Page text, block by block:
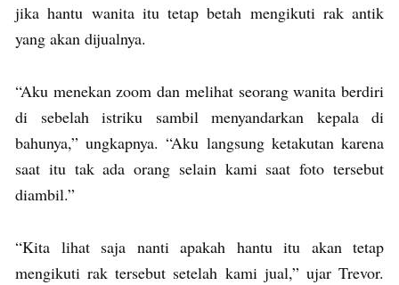
jika hantu wanita itu tetap betah mengikuti rak antik
yang akan dijualnya.
“Aku menekan zoom dan melihat seorang wanita berdiri
di sebelah istriku sambil menyandarkan kepala di
bahunya,” ungkapnya. “Aku langsung ketakutan karena
saat itu tak ada orang selain kami saat foto tersebut
diambil.”
“Kita lihat saja nanti apakah hantu itu akan tetap
mengikuti rak tersebut setelah kami jual,” ujar Trevor.